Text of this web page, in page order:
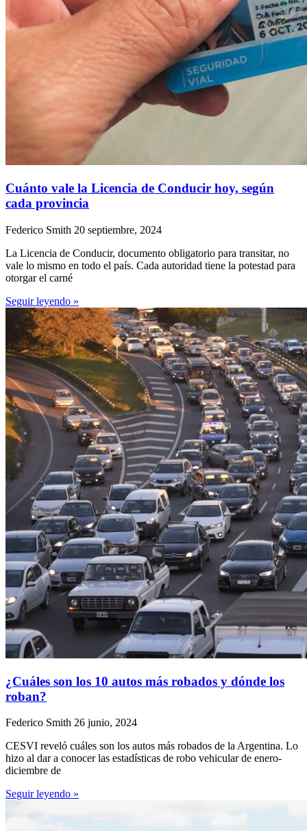
Cuánto vale la Licencia de Conducir hoy, según
cada provincia
Federico Smith 20 septiembre, 2024
La Licencia de Conducir, documento obligatorio para transitar, no
vale lo mismo en todo el país. Cada autoridad tiene la potestad para
otorgar el carné
Seguir leyendo »
¿Cuáles son los 10 autos más robados y dónde los
roban?
Federico Smith 26 junio, 2024
CESVI reveló cuáles son los autos más robados de la Argentina. Lo
hizo al dar a conocer las estadísticas de robo vehicular de enero-
diciembre de
Seguir leyendo »